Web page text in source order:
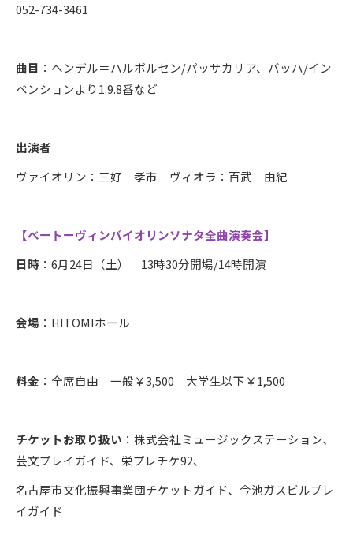
052-734-3461
曲目 ：ヘンデル＝ハルボルセン/パッサカリア、バッハ/イン
ベンションより1.9.8番など
出演者
ヴァイオリン：三好 孝市 ヴィオラ：百武 由紀
【べートーヴィンバイオリンソナタ全曲演奏会】
日時 ：6月24日（土） 13時30分開場/14時開演
会場 ：HITOMIホール
料金 ：全席自由 一般￥3,500 大学生以下￥1,500
チケットお取り扱い ：株式会社ミュージックステーション、
芸文プレイガイド、栄プレチケ92、
名古屋市文化振興事業団チケットガイド、今池ガスビルプレ
イガイド